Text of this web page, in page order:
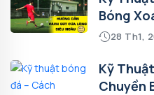
Bóng
28 Th1,
Kỹ
Chuyền